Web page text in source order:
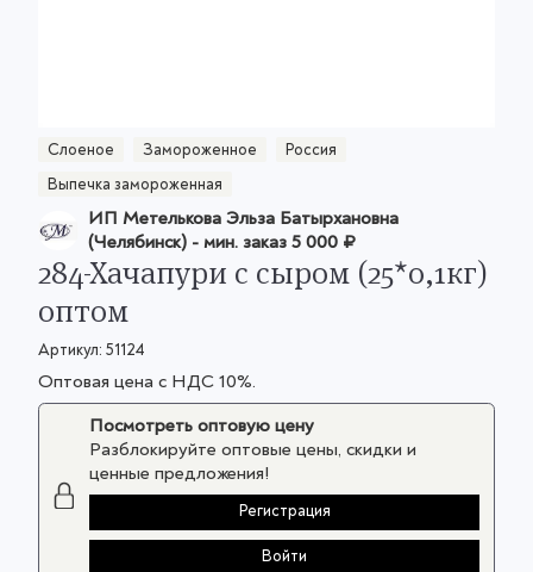
Слоеное Замороженное
Россия
Выпечка замороженная
ИП Метелькова Эльза Батырхановна
(Челябинск)- мин. заказ5 000 ₽
284-Хачапури с сыром (25*0,1кг)
оптом
Артикул: 51124
Оптовая цена с НДС 10%.
Посмотреть оптовую цену
Разблокируйте оптовые цены, скидки и
ценные предложения!
Регистрация
Войти